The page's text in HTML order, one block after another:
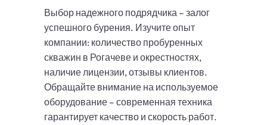
Выбор надежного подрядчика – залог
успешного бурения. Изучите опыт
компании: количество пробуренных
скважин в Рогачеве и окрестностях,
наличие лицензии, отзывы клиентов.
Обращайте внимание на используемое
оборудование – современная техника
гарантирует качество и скорость работ.